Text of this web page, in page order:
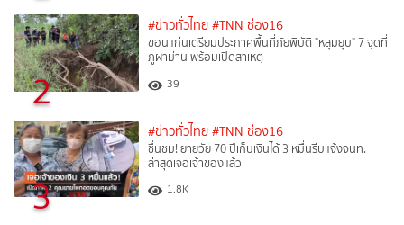
2
#ข่าวทั่วไทย #TNN ช่อง16
ขอนแก่นเตรียมประกาศพื้นที่ภัยพิบัติ "หลุมยุบ" 7 จุดที่
ภูผาม่าน พร้อมเปิดสาเหตุ
39
3
#ข่าวทั่วไทย #TNN ช่อง16
ชื่นชม! ยายวัย 70 ปีเก็บเงินได้ 3 หมื่นรีบแจ้งจนท.
ล่าสุดเจอเจ้าของแล้ว
1.8K